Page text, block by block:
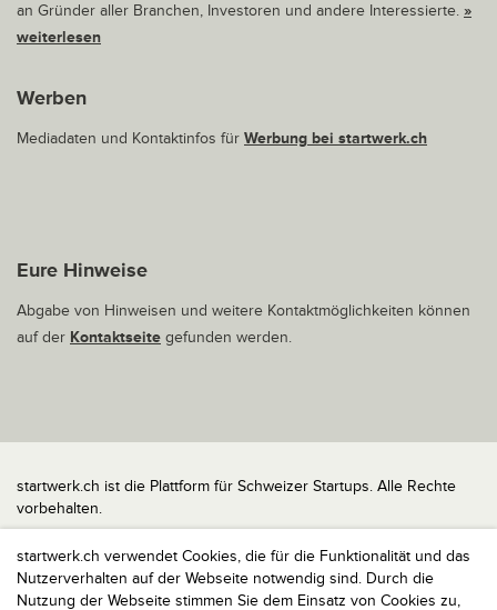
startwerk.ch verwendet Cookies, die für die Funktionalität und das
Nutzerverhalten auf der Webseite notwendig sind. Durch die
Nutzung der Webseite stimmen Sie dem Einsatz von Cookies zu,
an Gründer aller Branchen, Investoren und andere Interessierte. »
weiterlesen
Werben
Mediadaten und Kontaktinfos für Werbung bei startwerk.ch
Eure Hinweise
Abgabe von Hinweisen und weitere Kontaktmöglichkeiten können
auf der Kontaktseite gefunden werden.
startwerk.ch ist die Plattform für Schweizer Startups. Alle Rechte
vorbehalten.
Impressum
Kontakt
nach oben